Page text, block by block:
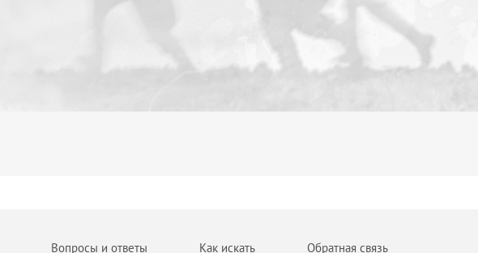
Вопросы и ответы Как искать Обратная связь